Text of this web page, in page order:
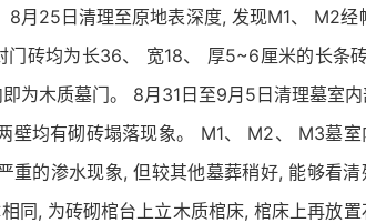
8月25日清理至原地表深度, 发现M1、 M2
门砖均为长36、 宽18、 厚5~6厘米的长条
为木质墓门。 8月31日至9月5日清理墓室
壁均有砌砖塌落现象。 M1、 M2、 M3墓室
重的渗水现象, 但较其他墓葬稍好, 能够看清
同, 为砖砌棺台上立木质棺床, 棺床上再放置